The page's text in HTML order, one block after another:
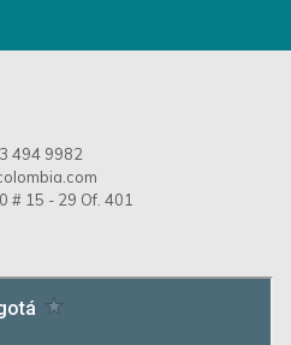
494 9982
# 15 - 29 Of. 401